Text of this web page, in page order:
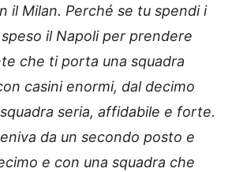
il Milan. Perché se tu spendi i
il Napoli per prendere
che ti porta una squadra
casini enormi, dal decimo
seria, affidabile e forte.
da un secondo posto e
e con una squadra che